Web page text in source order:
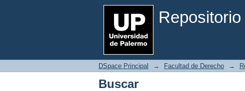
Buscar
DSpace Principal → Facultad de Derecho →
Buscar